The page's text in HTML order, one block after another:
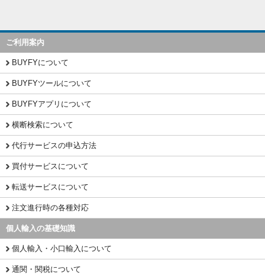
ご利用案内
BUYFYについて
BUYFYツールについて
BUYFYアプリについて
横断検索について
代行サービスの申込方法
買付サービスについて
転送サービスについて
注文進行時の各種対応
個人輸入の基礎知識
個人輸入・小口輸入について
通関・関税について